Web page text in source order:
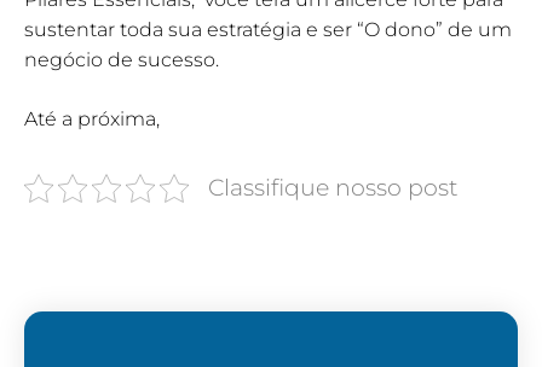
sustentar toda sua estratégia e ser “O dono” de um
negócio de sucesso.
Até a próxima,
Classifique nosso post